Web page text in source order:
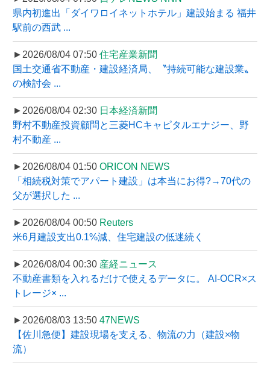
県内初進出「ダイワロイネットホテル」建設始まる 福井
駅前の西武 ...
►2026/08/04 07:50 住宅産業新聞
国土交通省不動産・建設経済局、〝持続可能な建設業〟
の検討会 ...
►2026/08/04 02:30 日本経済新聞
野村不動産投資顧問と三菱HCキャピタルエナジー、野
村不動産 ...
►2026/08/04 01:50 ORICON NEWS
「相続税対策でアパート建設」は本当にお得?→70代の
父が選択した ...
►2026/08/04 00:50 Reuters
米6月建設支出0.1%減、住宅建設の低迷続く
►2026/08/04 00:30 産経ニュース
不動産書類を入れるだけで使えるデータに。 AI-OCR×ス
トレージ× ...
►2026/08/03 13:50 47NEWS
【佐川急便】建設現場を支える、物流の力（建設×物
流）